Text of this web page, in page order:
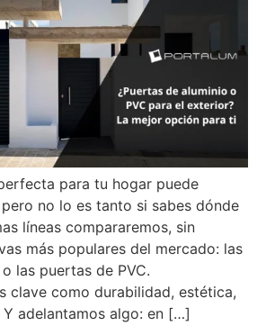
para tu hogar puede
no lo es tanto si sabes dónde
líneas compararemos, sin
más populares del mercado: las
las puertas de PVC.
clave como durabilidad, estética,
adelantamos algo: en […]